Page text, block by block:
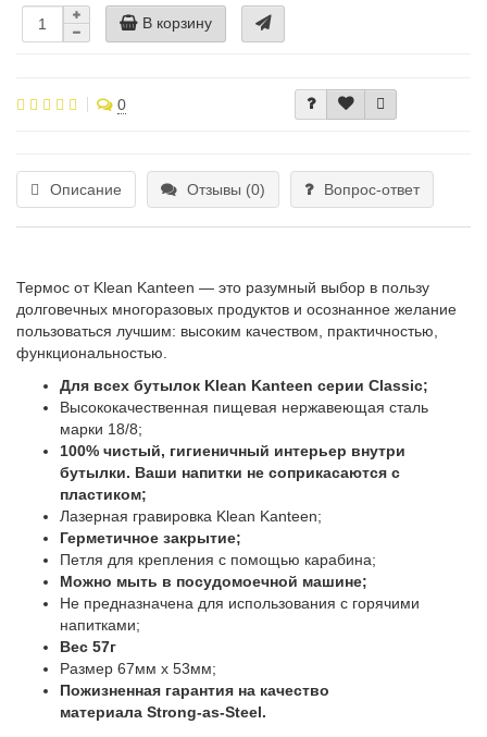
В корзину
0
Описание Отзывы (0) Вопрос-ответ
Термос от Klean Kanteen — это разумный выбор в пользу
долговечных многоразовых продуктов и осознанное желание
пользоваться лучшим: высоким качеством, практичностью,
функциональностью.
Для всех бутылок Klean Kanteen серии Classic;
Высококачественная пищевая нержавеющая сталь
марки 18/8;
100% чистый, гигиеничный интерьер внутри
бутылки. Ваши напитки не соприкасаются с
пластиком;
Лазерная гравировка Klean Kanteen;
Герметичное закрытие;
Петля для крепления с помощью карабина;
Можно мыть в посудомоечной машине;
Не предназначена для использования с горячими
напитками;
Вес 57г
Размер 67мм х 53мм;
Пожизненная гарантия на качество
материала Strong-as-Steel.